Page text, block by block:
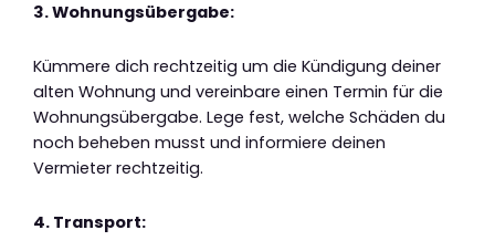
3. Wohnungsübergabe:
Kümmere dich rechtzeitig um die Kündigung deiner
alten Wohnung und vereinbare einen Termin für die
Wohnungsübergabe. Lege fest, welche Schäden du
noch beheben musst und informiere deinen
Vermieter rechtzeitig.
4. Transport: